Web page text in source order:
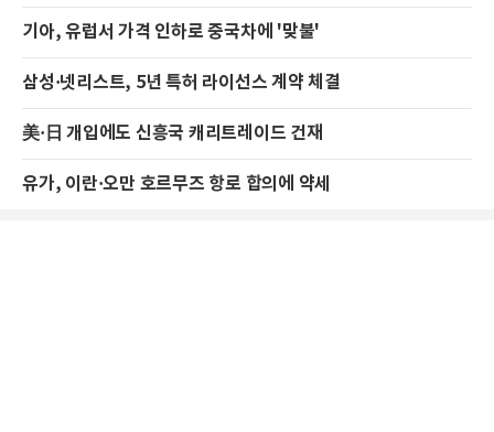
기아, 유럽서 가격 인하로 중국차에 '맞불'
삼성·넷리스트, 5년 특허 라이선스 계약 체결
美·日 개입에도 신흥국 캐리트레이드 건재
유가, 이란·오만 호르무즈 항로 합의에 약세